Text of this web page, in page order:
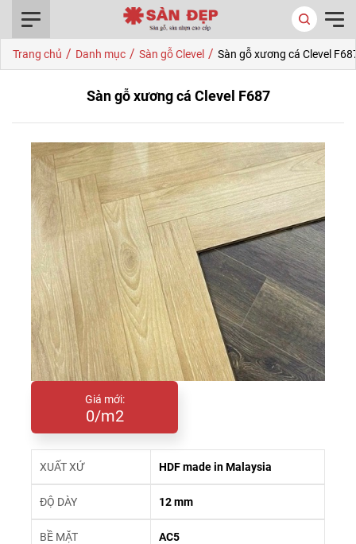
Trang chủ / Danh mục / Sàn gỗ Clevel / Sàn gỗ xương cá Clevel
Sàn gỗ xương cá Clevel F687
Giá mới:
0/m2
XUẤT XỨ HDF made in Malaysia
ĐỘ DÀY 12 mm
BỀ MẶT AC5